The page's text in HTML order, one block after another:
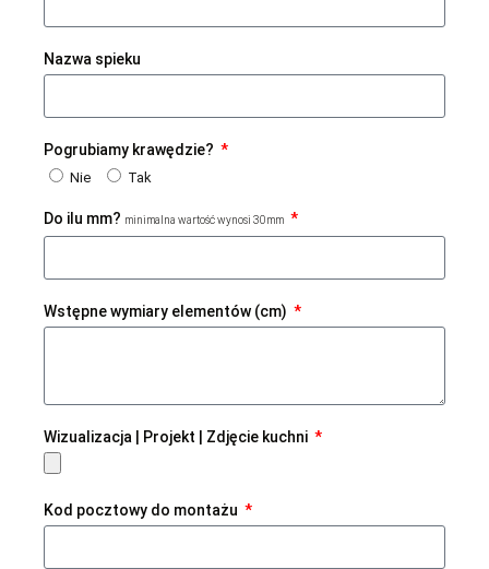
Nazwa spieku
Pogrubiamy krawędzie?
Nie Tak
Do ilu mm? minimalna wartość wynosi 30mm
Wstępne wymiary elementów (cm)
Wizualizacja | Projekt | Zdjęcie kuchni
Kod pocztowy do montażu